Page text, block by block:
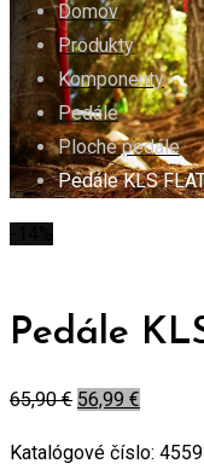
Domov
Produkty
Komponenty
Pedále
Ploché pedále
Pedále KLS
Pedále
65,90€ 56,99 €
Katalógové číslo: